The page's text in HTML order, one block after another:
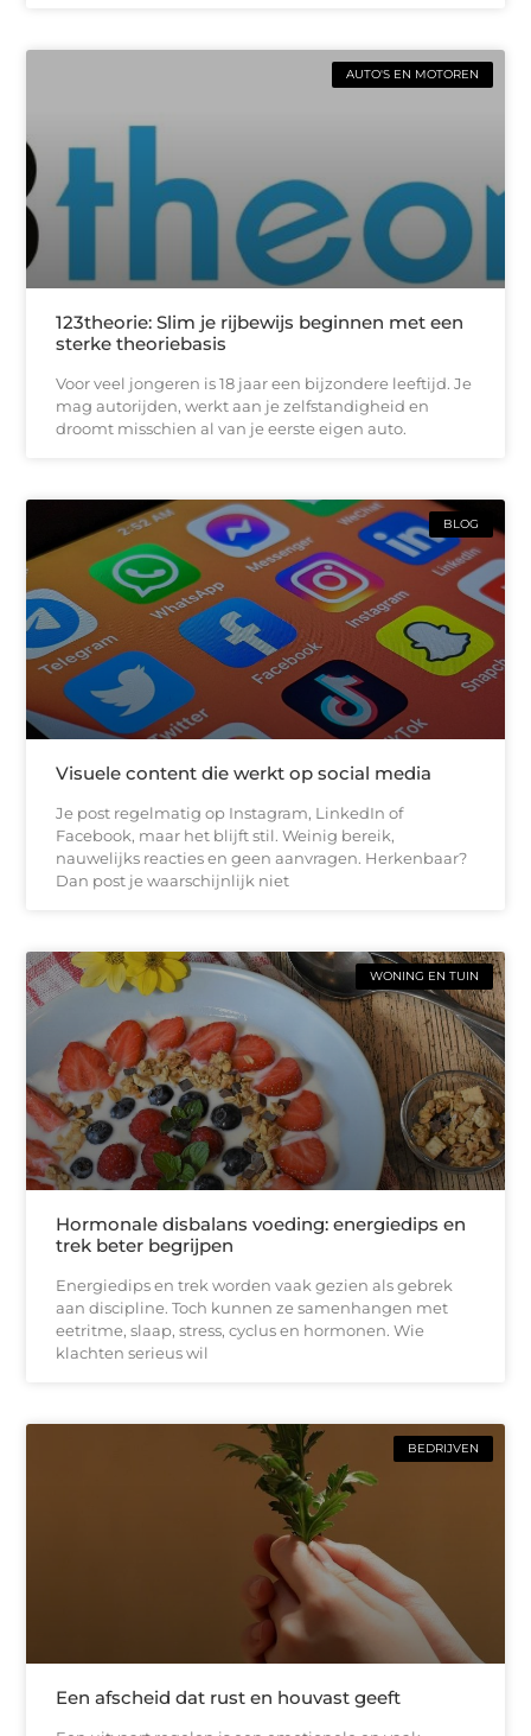
AUTO'S EN MOTOREN
123theorie: Slim je rijbewijs beginnen met een
sterke theoriebasis
Voor veel jongeren is 18 jaar een bijzondere leeftijd. Je
mag autorijden, werkt aan je zelfstandigheid en
droomt misschien al van je eerste eigen auto.
BLOG
Visuele content die werkt op social media
Je post regelmatig op Instagram, LinkedIn of
Facebook, maar het blijft stil. Weinig bereik,
nauwelijks reacties en geen aanvragen. Herkenbaar?
Dan post je waarschijnlijk niet
WONING EN TUIN
Hormonale disbalans voeding: energiedips en
trek beter begrijpen
Energiedips en trek worden vaak gezien als gebrek
aan discipline. Toch kunnen ze samenhangen met
eetritme, slaap, stress, cyclus en hormonen. Wie
klachten serieus wil
BEDRIJVEN
Een afscheid dat rust en houvast geeft